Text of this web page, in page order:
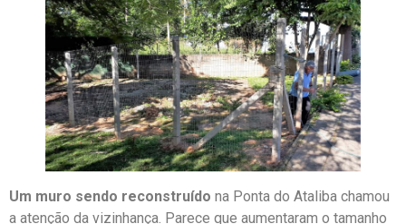
Um muro sendo reconstruído na Ponta do Ataliba chamou
a atenção da vizinhança. Parece que aumentaram o tamanho